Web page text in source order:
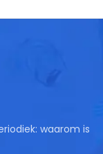
waarom is